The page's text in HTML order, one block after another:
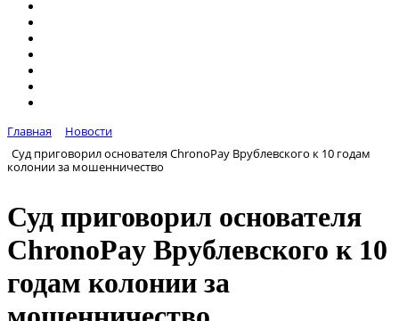
Главная
Новости
Суд приговорил основателя ChronoPay Врублевского к 10 годам
колонии за мошенничество
Суд приговорил основателя
ChronoPay Врублевского к 10
годам колонии за